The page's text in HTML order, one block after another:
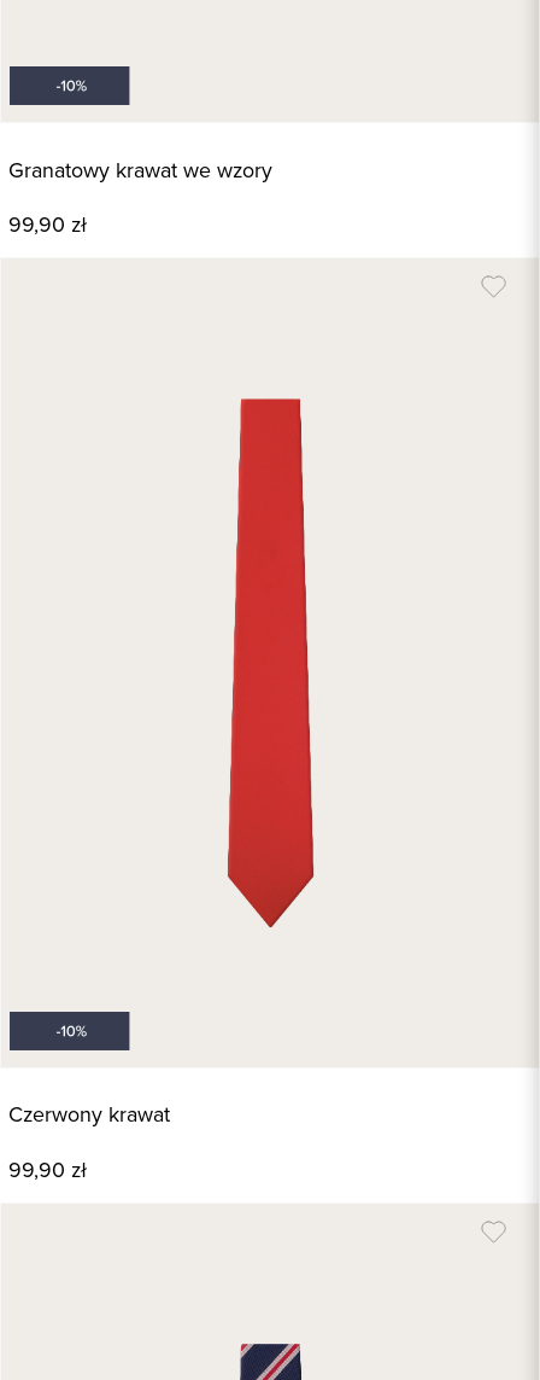
Granatowy krawat we wzory
99,90 zł
Czerwony krawat
99,90 zł